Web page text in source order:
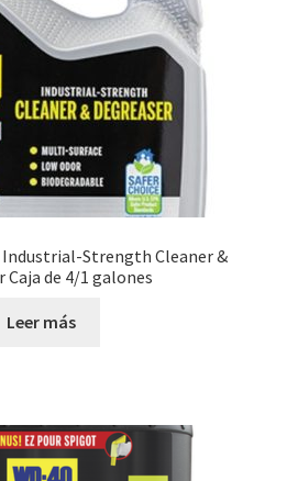
Industrial-Strength Cleaner &
Caja de 4/1 galones
Leer más